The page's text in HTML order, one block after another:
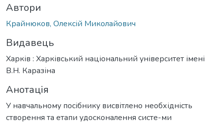
Автори
Крайнюков, Олексій Миколайович
Видавець
Харків : Харківський національний університет імені
В.Н. Каразіна
Анотація
У навчальному посібнику висвітлено необхідність
створення та етапи удосконалення систе-ми